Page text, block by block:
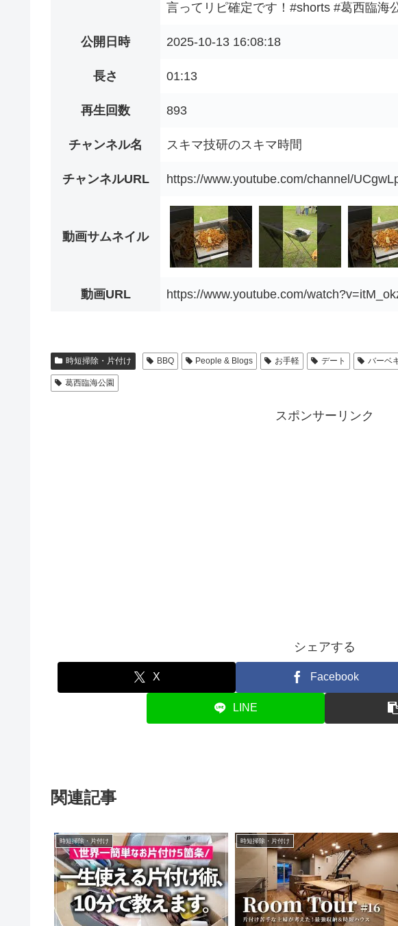
言ってリピ確定です！#shorts #葛西臨海
公開日時 2025-10-13 16:08:18
長さ 01:13
再生回数 893
チャンネル名 スキマ技研のスキマ時間
チャンネルURL https://www.youtube.com/channel/
動画サムネイル
動画URL https://www.youtube.com/
時短掃除・片付け BBQ People & Blogs お手軽 デート バーベ
葛西臨海公園
スポンサーリンク
シェアする
X Facebook
LINE
関連記事
時短掃除・片付け 時短掃除・片付け